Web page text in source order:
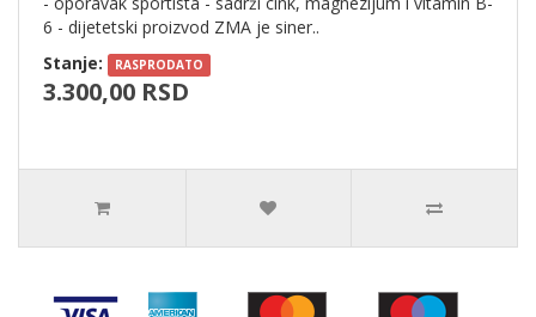
6 - dijetetski proizvod ZMA je siner..
Stanje:
RASPRODATO
3.300,00 RSD